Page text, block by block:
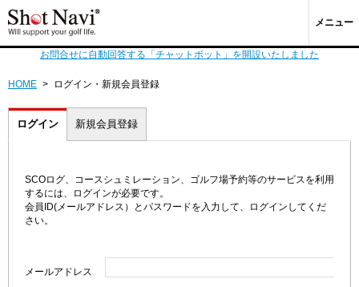
メニュー
お問合せに自動回答する「チャットボット」を開設いたしました
HOME > ログイン・新規会員登録
ログイン 新規会員登録
SCOログ、コースシュミレーション、ゴルフ場予約等のサービスを利用
するには、ログインが必要です。
会員ID(メールアドレス）とパスワードを入力して、ログインしてくだ
さい。
メールアドレス